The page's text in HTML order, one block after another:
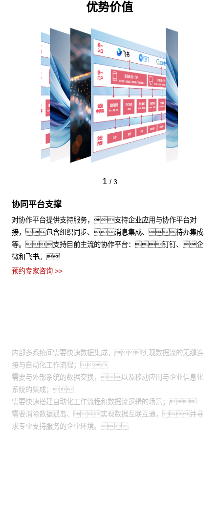
优势价值
1 / 3
协同平台支撑
对协作平台提供支持服务，支持企业应用与协作平台对
接，包含组织同步、消息集成、待办集成
等。支持目前主流的协作平台：钉钉、企
微和飞书。
预约专家咨询 >>
内部多系统间需要快速数据集成，实现数据流的无缝连
接与自动化工作流程；
需要与外部系统的数据交换，以及移动应用与企业信息化
系统的集成；
需要快速搭建自动化工作流程和数据流逻辑的场景；
需要消除数据孤岛、实现数据互联互通，并寻
求专业支持服务的企业环境。